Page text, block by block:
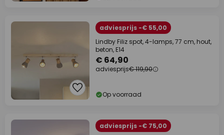
adviesprijs -€ 55,00
Lindby Filiz spot, 4-lamps, 77 cm, hout,
beton, E14
€ 64,90
adviesprijs€ 119,90
Op voorraad
adviesprijs -€ 75,00